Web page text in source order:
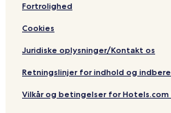
Fortrolighed
Cookies
Juridiske oplysninger/Kontakt os
Retningslinjer for indhold og
Vilkår og betingelser for Hotels.com